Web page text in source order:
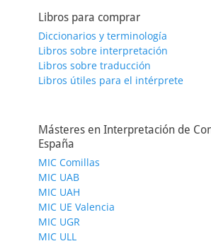
Libros para comprar
Diccionarios y terminología
Libros sobre interpretación
Libros sobre traducción
Libros útiles para el intérprete
Másteres en Interpretación de
España
MIC Comillas
MIC UAB
MIC UAH
MIC UE Valencia
MIC UGR
MIC ULL